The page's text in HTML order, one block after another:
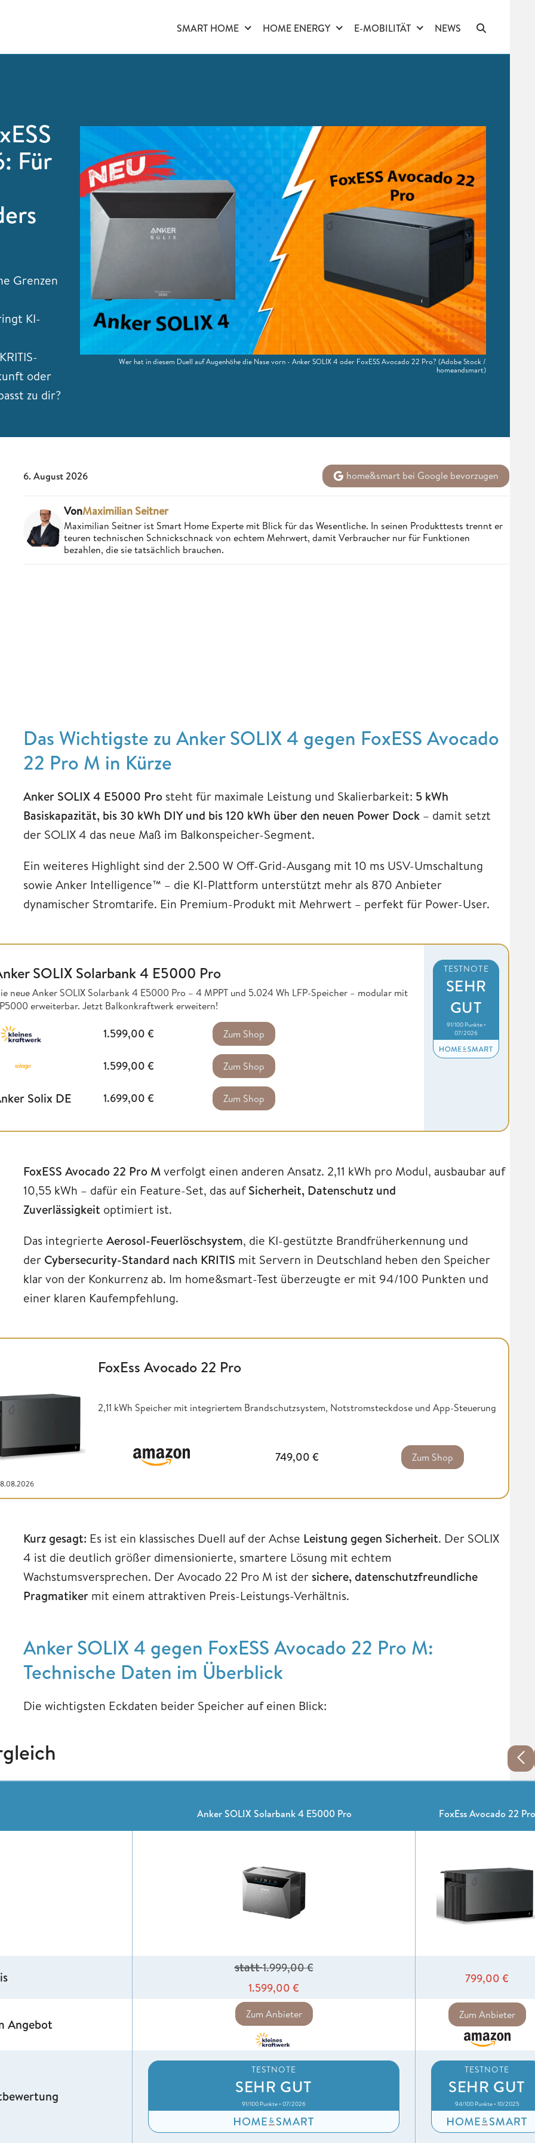
SMART HOME HOME ENERGY E-MOBILITÄT NEWS
Für
Grenzen
KI-
oder
zu dir?
Wer hat in diesem Duell auf Augenhöhe die Nase vorn - Anker SOLIX 4 oder FoxESS Avocado 22 Pro? (Adobe Stock /
homeandsmart)
6. August 2026 home&smart bei Google bevorzugen
VonMaximilian Seitner
Maximilian Seitner ist Smart Home Experte mit Blick für das Wesentliche. In seinen Produkttests trennt er
teuren technischen Schnickschnack von echtem Mehrwert, damit Verbraucher nur für Funktionen
bezahlen, die sie tatsächlich brauchen.
Das Wichtigste zu Anker SOLIX 4 gegen FoxESS Avocado
22 Pro M in Kürze
Anker SOLIX 4 E5000 Prosteht für maximale Leistung und Skalierbarkeit: 5 kWh
Basiskapazität, bis 30 kWh DIY und bis 120 kWh über den neuen Power Dock– damit setzt
der SOLIX 4 das neue Maß im Balkonspeicher-Segment.
Ein weiteres Highlight sind der 2.500 W Off-Grid-Ausgang mit 10 ms USV-Umschaltung
sowie Anker Intelligence™ – die KI-Plattform unterstützt mehr als 870 Anbieter
dynamischer Stromtarife. Ein Premium-Produkt mit Mehrwert – perfekt für Power-User.
SOLIX Solarbank 4 E5000 Pro
neue Anker SOLIX Solarbank 4 E5000 Pro – 4 MPPT und 5.024 Wh LFP-Speicher – modular mit
erweiterbar. Jetzt Balkonkraftwerk erweitern!
1.599,00 € Zum Shop
1.599,00 € Zum Shop
Solix DE 1.699,00 € Zum Shop
TESTNOTE
SEHR
GUT
91/100 Punkte •
07/2026
FoxESS Avocado 22 Pro Mverfolgt einen anderen Ansatz. 2,11 kWh pro Modul, ausbaubar auf
10,55 kWh – dafür ein Feature-Set, das aufSicherheit, Datenschutz und
Zuverlässigkeit optimiert ist.
Das integrierte Aerosol-Feuerlöschsystem, die KI-gestützte Brandfrüherkennung und
der Cybersecurity-Standard nach KRITIS mit Servern in Deutschland heben den Speicher
klar von der Konkurrenz ab. Im home&smart-Test überzeugte er mit 94/100 Punkten und
einer klaren Kaufempfehlung.
FoxEss Avocado 22 Pro
2,11 kWh Speicher mit integriertem Brandschutzsystem, Notstromsteckdose und App-Steuerung
749,00€ Zum Shop
Kurz gesagt: Es ist ein klassisches Duell auf der Achse Leistung gegen Sicherheit. Der SOLIX
4 ist die deutlich größer dimensionierte, smartere Lösung mit echtem
Wachstumsversprechen. Der Avocado 22 Pro M ist der sichere, datenschutzfreundliche
Pragmatikermit einem attraktiven Preis-Leistungs-Verhältnis.
Anker SOLIX 4 gegen FoxESS Avocado 22 Pro M:
Technische Daten im Überblick
Die wichtigsten Eckdaten beider Speicher auf einen Blick:
Anker SOLIX Solarbank 4 E5000 Pro FoxEss Avocado 22 Pro
statt1.999,00€
1.599,00 €
799,00 €
Angebot
Zum Anbieter Zum Anbieter
TESTNOTE
SEHR GUT
91/100 Punkte • 07/2026
TESTNOTE
SEHR GUT
94/100 Punkte • 10/2025